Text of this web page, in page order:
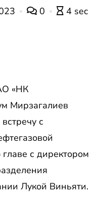
0
4 sec
«НК
Мирзагалиев
с
с директором
Лукой Виньяти.